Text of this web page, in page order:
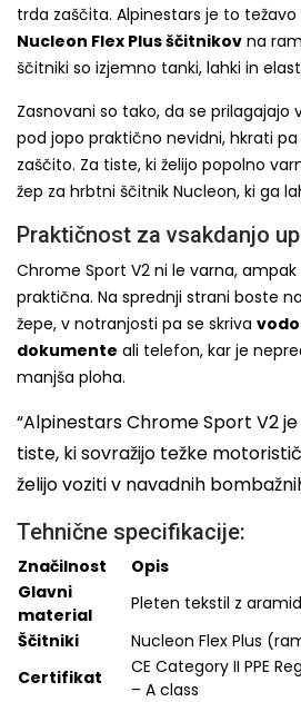
trda zaščita. Alpinestars je to težavo
Nucleon Flex Plus ščitnikov na
ščitniki so izjemno tanki, lahki in
Zasnovani so tako, da se prilagajajo
pod jopo praktično nevidni, hkrati pa
zaščito. Za tiste, ki želijo popolno
žep za hrbtni ščitnik Nucleon, ki ga
Praktičnost za vsakdanjo
Chrome Sport V2 ni le varna,
praktična. Na sprednji strani boste
žepe, v notranjosti pa se skriva
dokumente ali telefon, kar je
manjša ploha.
“Alpinestars Chrome Sport V2
tiste, ki sovražijo težke
želijo voziti v navadnih
Tehnične specifikacije:
Značilnost
Opis
Glavni
material
Pleten tekstil z
Ščitniki
Nucleon Flex Plus
Certifikat
CE Category II PPE
– A class